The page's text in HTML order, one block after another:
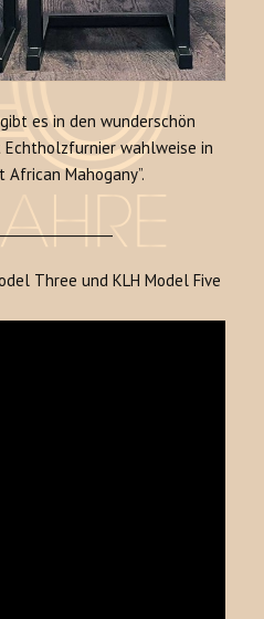
es in den wunderschön
wahlweise in
African Mahogany”.
Three und KLH Model Five